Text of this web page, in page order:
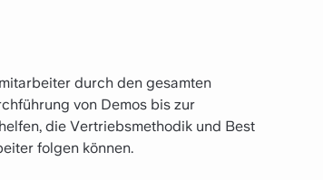
durch den gesamten
von Demos bis zur
die Vertriebsmethodik und Best
folgen können.